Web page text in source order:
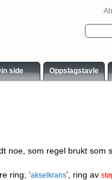
side Oppslagstavle
som regel brukt som
ring; ’akselkrans’, ring av